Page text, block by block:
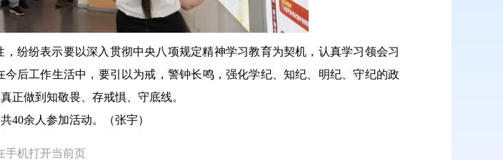
纷纷表示要以深入贯彻中央八项规定精神学习教育为契机，认真学习领会习
后工作生活中，要引以为戒，警钟长鸣，强化学纪、知纪、明纪、守纪的政
正做到知敬畏、存戒惧、守底线。
40余人参加活动。（张宇）
手机打开当前页